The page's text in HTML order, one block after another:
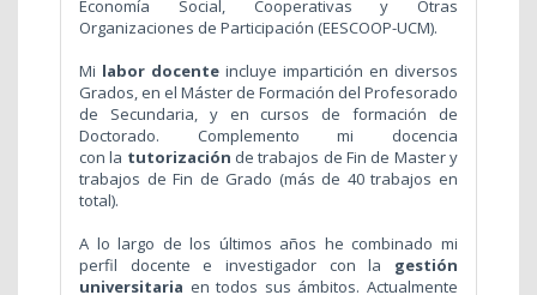
Economía Social, Cooperativas y Otras
Organizaciones de Participación (EESCOOP-UCM).
Mi labor docente incluye impartición en diversos
Grados, en el Máster de Formación del Profesorado
de Secundaria, y en cursos de formación de
Doctorado. Complemento mi docencia
con la tutorización de trabajos de Fin de Master y
trabajos de Fin de Grado (más de 40 trabajos en
total).
A lo largo de los últimos años he combinado mi
perfil docente e investigador con la gestión
universitaria en todos sus ámbitos. Actualmente